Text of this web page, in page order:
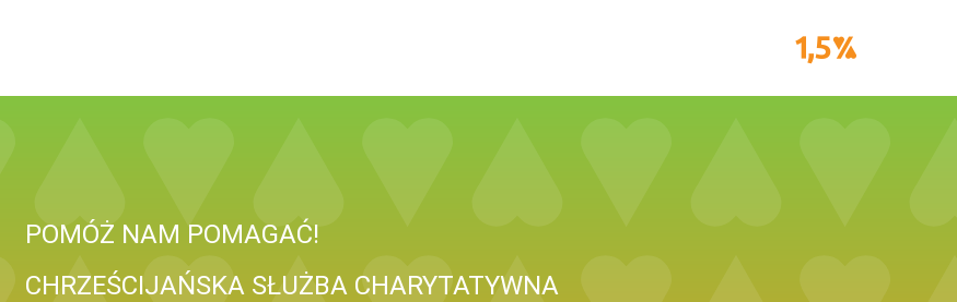
POMÓŻ NAM POMAGAĆ!
CHRZEŚCIJAŃSKA SŁUŻBA CHARYTATYWNA